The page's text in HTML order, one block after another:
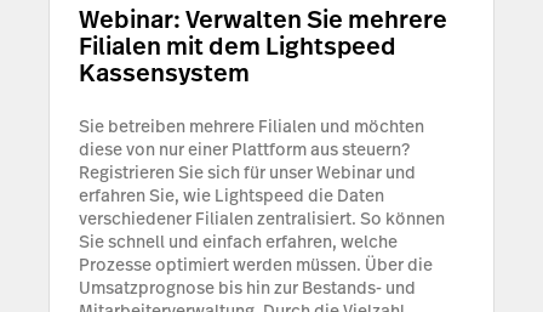
Webinar: Verwalten Sie mehrere
Filialen mit dem Lightspeed
Kassensystem
Sie betreiben mehrere Filialen und möchten
diese von nur einer Plattform aus steuern?
Registrieren Sie sich für unser Webinar und
erfahren Sie, wie Lightspeed die Daten
verschiedener Filialen zentralisiert. So können
Sie schnell und einfach erfahren, welche
Prozesse optimiert werden müssen. Über die
Umsatzprognose bis hin zur Bestands- und